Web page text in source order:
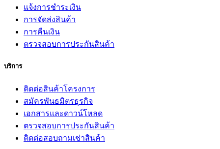
แจ้งการชำระเงิน
การจัดส่งสินค้า
การคืนเงิน
ตรวจสอบการประกันสินค้า
บริการ
ติดต่อสินค้าโครงการ
สมัครพันธมิตรธุรกิจ
เอกสารและดาวน์โหลด
ตรวจสอบการประกันสินค้า
ติดต่อสอบถามเช่าสินค้า